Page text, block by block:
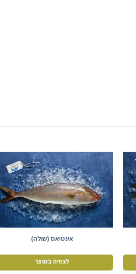
אינטיאס (שולה)
לצפיה במוצר